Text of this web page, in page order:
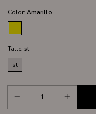
Color: Amarillo
Talle: st
st